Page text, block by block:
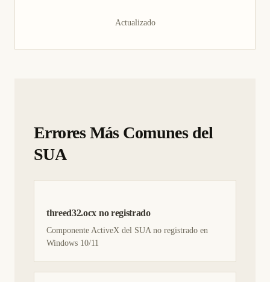
Actualizado
Errores Más Comunes del
SUA
threed32.ocx no registrado
Componente ActiveX del SUA no registrado en
Windows 10/11